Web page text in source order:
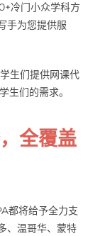
冷门小众学科方
手为您提供服
生们提供网课代
生们的需求。
全覆盖
都将给予全力支
、温哥华、蒙特